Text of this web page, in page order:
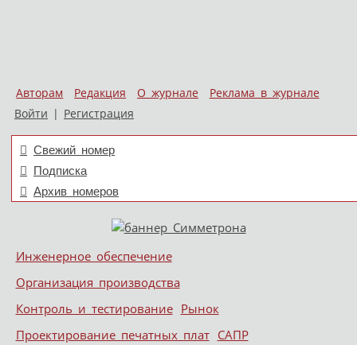
Авторам Редакция О журнале
Реклама в журнале
Войти | Регистрация
Свежий номер
Подписка
Архив номеров
Меню
Skip to content
Инженерное обеспечение
Организация производства
Контроль и тестирование Рынок
Проектирование печатных плат САПР